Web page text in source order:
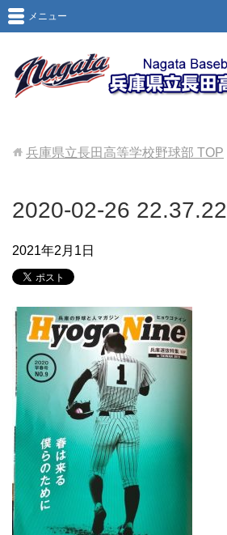
メニュー
兵庫県立長田高等学校野球部 TOP
2020-02-26 22.37.22
2021年2月1日